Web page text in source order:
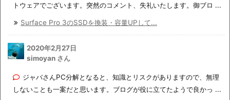
トウェアでございます。突然のコメント、失礼いたします。御ブロ ...
Surface Pro 3のSSDを換装・容量UPして...
2020年2月27日
simoyan さん
ジャバさんPC分解となると、知識とリスクがありますので、無理
しないことも一案だと思います。ブログが役に立てたようで良かっ ...